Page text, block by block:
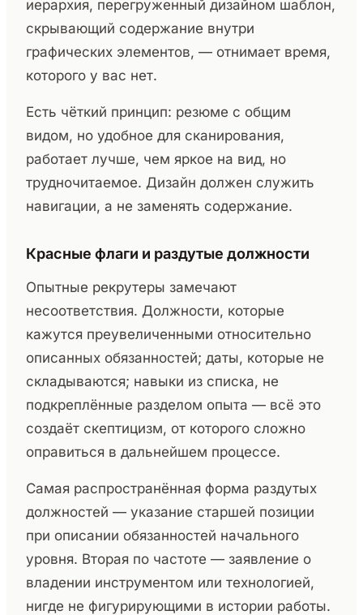
иерархия, перегруженный дизайном шаблон,
скрывающий содержание внутри
графических элементов, — отнимает время,
которого у вас нет.
Есть чёткий принцип: резюме с общим
видом, но удобное для сканирования,
работает лучше, чем яркое на вид, но
трудночитаемое. Дизайн должен служить
навигации, а не заменять содержание.
Красные флаги и раздутые должности
Опытные рекрутеры замечают
несоответствия. Должности, которые
кажутся преувеличенными относительно
описанных обязанностей; даты, которые не
складываются; навыки из списка, не
подкреплённые разделом опыта — всё это
создаёт скептицизм, от которого сложно
оправиться в дальнейшем процессе.
Самая распространённая форма раздутых
должностей — указание старшей позиции
при описании обязанностей начального
уровня. Вторая по частоте — заявление о
владении инструментом или технологией,
нигде не фигурирующими в истории работы.